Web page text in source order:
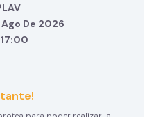
De 2026
17:00